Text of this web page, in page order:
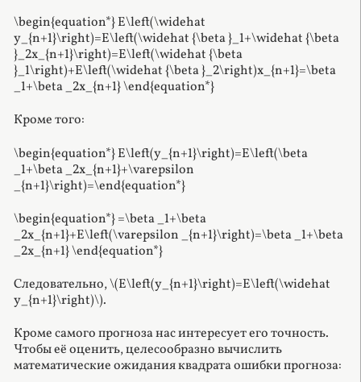
\begin{equation*} E\left(\widehat
y_{n+1}\right)=E\left(\widehat {\beta }_1+\widehat {\beta
}_2x_{n+1}\right)=E\left(\widehat {\beta
}_1\right)+E\left(\widehat {\beta }_2\right)x_{n+1}=\beta
_1+\beta _2x_{n+1} \end{equation*}
Кроме того:
\begin{equation*} E\left(y_{n+1}\right)=E\left(\beta
_1+\beta _2x_{n+1}+\varepsilon
_{n+1}\right)=\end{equation*}
\begin{equation*} =\beta _1+\beta
_2x_{n+1}+E\left(\varepsilon _{n+1}\right)=\beta _1+\beta
_2x_{n+1} \end{equation*}
Следовательно, \(E\left(y_{n+1}\right)=E\left(\widehat
y_{n+1}\right)\).
Кроме самого прогноза нас интересует его точность.
Чтобы её оценить, целесообразно вычислить
математические ожидания квадрата ошибки прогноза: